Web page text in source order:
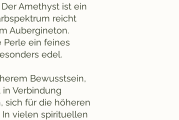
Amethyst ist ein
reicht
Aubergineton.
Perle ein feines
edel.
Bewusstsein,
Verbindung
sich für die höheren
In vielen spirituellen